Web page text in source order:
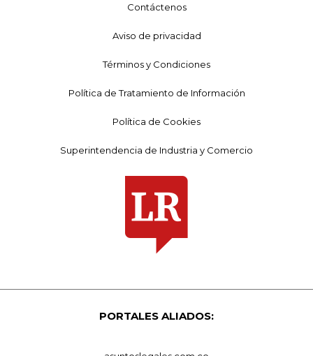
Contáctenos
Aviso de privacidad
Términos y Condiciones
Política de Tratamiento de Información
Política de Cookies
Superintendencia de Industria y Comercio
PORTALES ALIADOS: